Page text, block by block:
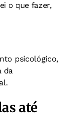
o que fazer,
psicológico,
da
até